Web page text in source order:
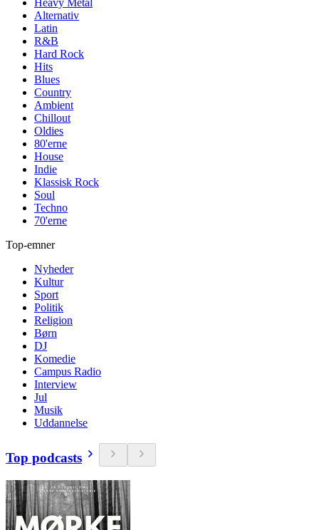
Heavy Metal
Alternativ
Latin
R&B
Hard Rock
Hits
Blues
Country
Ambient
Chillout
Oldies
80'erne
House
Indie
Klassisk Rock
Soul
Techno
70'erne
Top-emner
Nyheder
Kultur
Sport
Politik
Religion
Børn
DJ
Komedie
Campus Radio
Interview
Jul
Musik
Uddannelse
Top podcasts